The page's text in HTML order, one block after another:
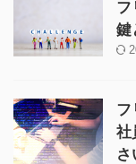
フ
鍵
フ
社
さ